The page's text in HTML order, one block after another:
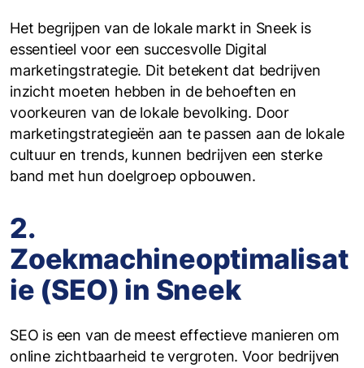
Het begrijpen van de lokale markt in Sneek is
essentieel voor een succesvolle Digital
marketingstrategie. Dit betekent dat bedrijven
inzicht moeten hebben in de behoeften en
voorkeuren van de lokale bevolking. Door
marketingstrategieën aan te passen aan de lokale
cultuur en trends, kunnen bedrijven een sterke
band met hun doelgroep opbouwen.
2.
Zoekmachineoptimalisat
ie (SEO) in Sneek
SEO is een van de meest effectieve manieren om
online zichtbaarheid te vergroten. Voor bedrijven